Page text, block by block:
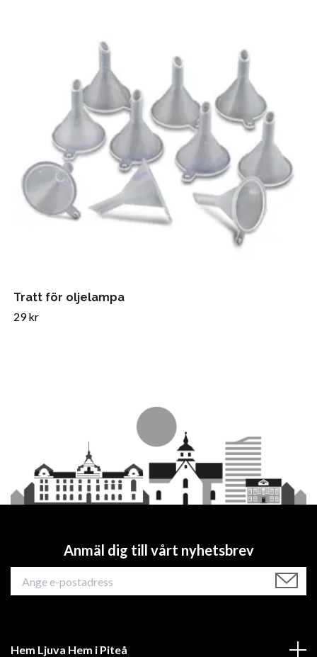
Tratt för oljelampa
29 kr
Anmäl dig till vårt nyhetsbrev
Hem Ljuva Hem i Piteå